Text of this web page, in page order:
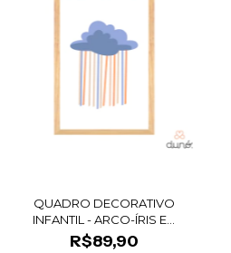
QUADRO DECORATIVO
INFANTIL - ARCO-ÍRIS E...
R$89,90